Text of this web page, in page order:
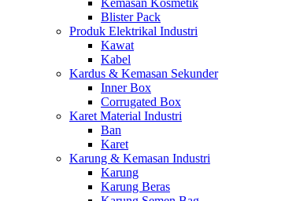
Kemasan Kosmetik
Blister Pack
Produk Elektrikal Industri
Kawat
Kabel
Kardus & Kemasan Sekunder
Inner Box
Corrugated Box
Karet Material Industri
Ban
Karet
Karung & Kemasan Industri
Karung
Karung Beras